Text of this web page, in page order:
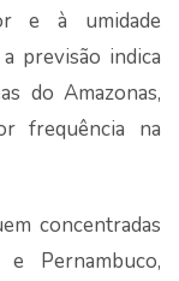
e à umidade
previsão indica
do Amazonas,
frequência na
concentradas
Pernambuco,